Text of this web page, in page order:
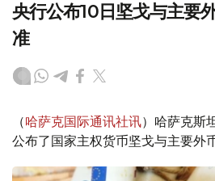
央行公布10日坚戈与主要
准
（哈萨克国际通讯社讯）哈萨克斯
公布了国家主权货币坚戈与主要外